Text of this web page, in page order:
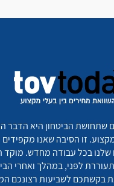
שתחושת הביטחון היא הדבר
זו הסיבה שאנו
בכל עבודה מחדש. מוקד
לפני, במהלך ואחרי
בקשתכם לשביעות רצונכם